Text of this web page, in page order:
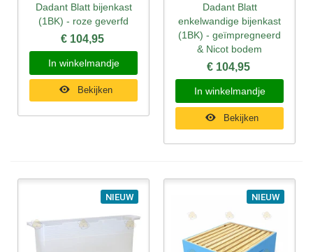
Dadant Blatt bijenkast
(1BK) - roze geverfd
€ 104,95
In winkelmandje
Bekijken
Dadant Blatt
enkelwandige bijenkast
(1BK) - geïmpregneerd
& Nicot bodem
€ 104,95
In winkelmandje
Bekijken
NIEUW NIEUW